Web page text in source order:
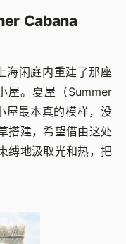
Cabana
闲庭内重建了那座
屋。夏屋（Summer
屋最本真的模样，没
搭建，希望借由这处
缚地汲取光和热，把